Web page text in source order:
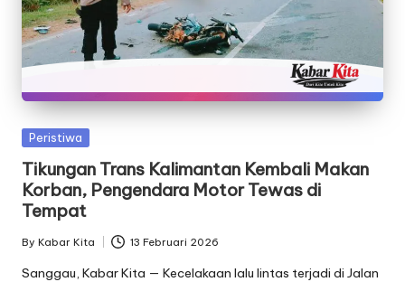
Posted
Peristiwa
Tikungan Trans Kalimantan Kembali Makan
Korban, Pengendara Motor Tewas di
Tempat
Posted
by
By Kabar Kita 13 Februari 2026
Sanggau, Kabar Kita — Kecelakaan lalu lintas terjadi di Jalan